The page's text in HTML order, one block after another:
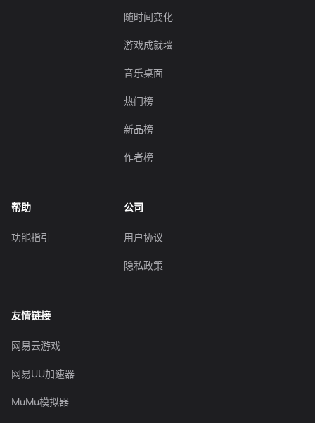
随时间变化
游戏成就墙
音乐桌面
热门榜
新品榜
作者榜
帮助
功能指引
公司
用户协议
隐私政策
友情链接
网易云游戏
网易UU加速器
MuMu模拟器